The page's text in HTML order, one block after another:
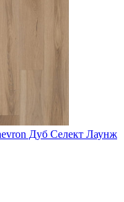
Дуб Селект Лаунж